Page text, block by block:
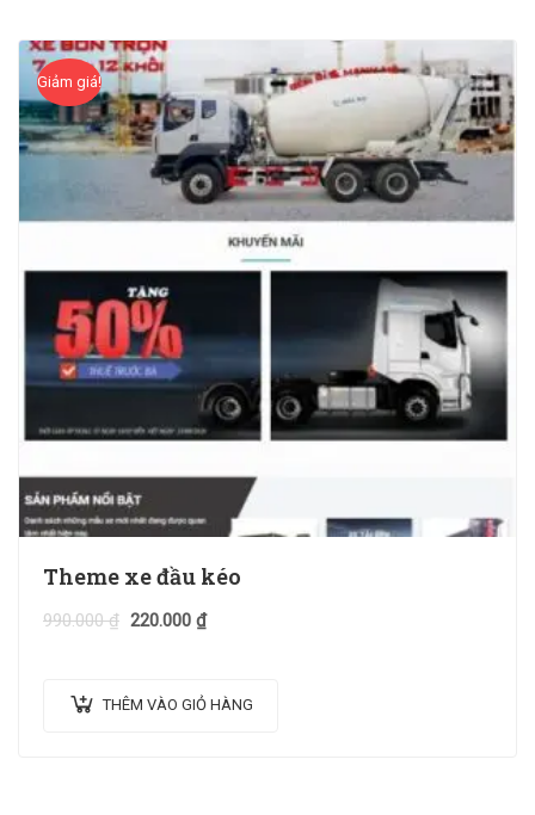
Giảm giá!
Theme xe đầu kéo
990.000₫ 220.000 ₫
THÊM VÀO GIỎ HÀNG